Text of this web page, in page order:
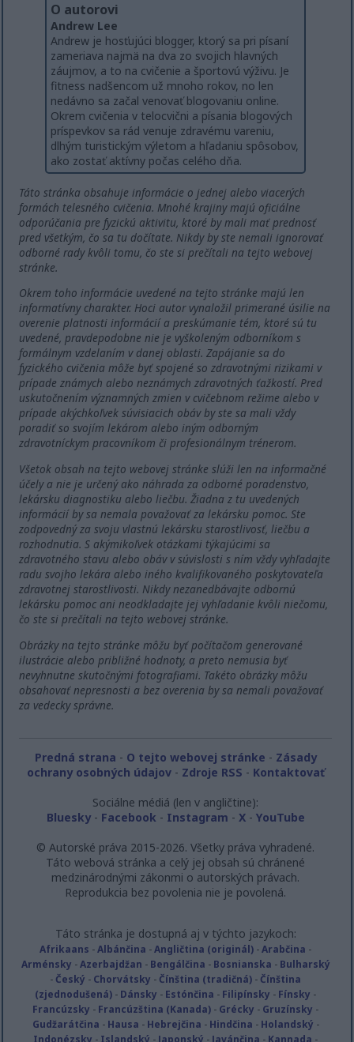
O autorovi
Andrew Lee
Andrew je hosťujúci blogger, ktorý sa pri písaní
zameriava najmä na dva zo svojich hlavných
záujmov, a to na cvičenie a športovú výživu. Je
fitness nadšencom už mnoho rokov, no len
nedávno sa začal venovať blogovaniu online.
Okrem cvičenia v telocvični a písania blogových
príspevkov sa rád venuje zdravému vareniu,
dlhým turistickým výletom a hľadaniu spôsobov,
ako zostať aktívny počas celého dňa.
Táto stránka obsahuje informácie o jednej alebo viacerých
formách telesného cvičenia. Mnohé krajiny majú oficiálne
odporúčania pre fyzickú aktivitu, ktoré by mali mať prednosť
pred všetkým, čo sa tu dočítate. Nikdy by ste nemali ignorovať
odborné rady kvôli tomu, čo ste si prečítali na tejto webovej
stránke.
Okrem toho informácie uvedené na tejto stránke majú len
informatívny charakter. Hoci autor vynaložil primerané úsilie na
overenie platnosti informácií a preskúmanie tém, ktoré sú tu
uvedené, pravdepodobne nie je vyškoleným odborníkom s
formálnym vzdelaním v danej oblasti. Zapájanie sa do
fyzického cvičenia môže byť spojené so zdravotnými rizikami v
prípade známych alebo neznámych zdravotných ťažkostí. Pred
uskutočnením významných zmien v cvičebnom režime alebo v
prípade akýchkoľvek súvisiacich obáv by ste sa mali vždy
poradiť so svojím lekárom alebo iným odborným
zdravotníckym pracovníkom či profesionálnym trénerom.
Všetok obsah na tejto webovej stránke slúži len na informačné
účely a nie je určený ako náhrada za odborné poradenstvo,
lekársku diagnostiku alebo liečbu. Žiadna z tu uvedených
informácií by sa nemala považovať za lekársku pomoc. Ste
zodpovedný za svoju vlastnú lekársku starostlivosť, liečbu a
rozhodnutia. S akýmikoľvek otázkami týkajúcimi sa
zdravotného stavu alebo obáv v súvislosti s ním vždy vyhľadajte
radu svojho lekára alebo iného kvalifikovaného poskytovateľa
zdravotnej starostlivosti. Nikdy nezanedbávajte odbornú
lekársku pomoc ani neodkladajte jej vyhľadanie kvôli niečomu,
čo ste si prečítali na tejto webovej stránke.
Obrázky na tejto stránke môžu byť počítačom generované
ilustrácie alebo približné hodnoty, a preto nemusia byť
nevyhnutne skutočnými fotografiami. Takéto obrázky môžu
obsahovať nepresnosti a bez overenia by sa nemali považovať
za vedecky správne.
Predná strana - O tejto webovej stránke - Zásady
ochrany osobných údajov- Zdroje RSS - Kontaktovať
Sociálne médiá (len v angličtine):
Bluesky- Facebook - Instagram - X- YouTube
© Autorské práva 2015-2026. Všetky práva vyhradené.
Táto webová stránka a celý jej obsah sú chránené
medzinárodnými zákonmi o autorských právach.
Reprodukcia bez povolenia nie je povolená.
Táto stránka je dostupná aj v týchto jazykoch:
Afrikaans -Albánčina -Angličtina (originál) -Arabčina -
Arménsky -Azerbajdžan - Bengálčina - Bosnianska - Bulharský
- Český - Chorvátsky - Čínština (tradičná) - Čínština
(zjednodušená) - Dánsky - Estónčina - Filipínsky - Fínsky -
Francúzsky - Francúzština (Kanada) - Grécky - Gruzínsky -
Gudžarátčina - Hausa - Hebrejčina - Hindčina - Holandský -
Indonézsky - Islandský - Japonský - Javánčina - Kannada -